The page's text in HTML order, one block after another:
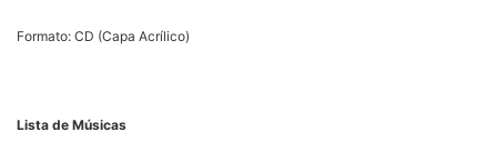
Formato: CD (Capa Acrílico)
Lista de Músicas